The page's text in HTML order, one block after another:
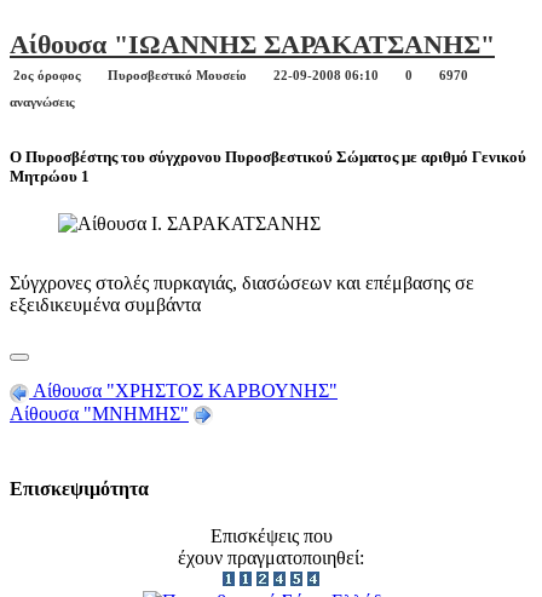
Αίθουσα "ΙΩΑΝΝΗΣ ΣΑΡΑΚΑΤΣΑΝΗΣ"
2ος όροφος Πυροσβεστικό Μουσείο 22-09-2008 06:10 0
6970
αναγνώσεις
Ο Πυροσβέστης του σύγχρονου Πυροσβεστικού Σώματος με αριθμό Γενικού
Μητρώου 1
Σύγχρονες στολές πυρκαγιάς, διασώσεων και επέμβασης σε
εξειδικευμένα συμβάντα
Αίθουσα "ΧΡΗΣΤΟΣ ΚΑΡΒΟΥΝΗΣ"
Αίθουσα "ΜΝΗΜΗΣ"
Επισκεψιμότητα
Επισκέψεις που
έχουν πραγματοποιηθεί: